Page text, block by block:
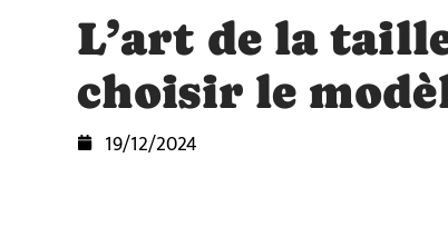
L’art de la
choisir le
19/12/2024